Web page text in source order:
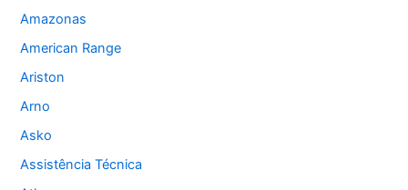
Amazonas
American Range
Ariston
Arno
Asko
Assistência Técnica